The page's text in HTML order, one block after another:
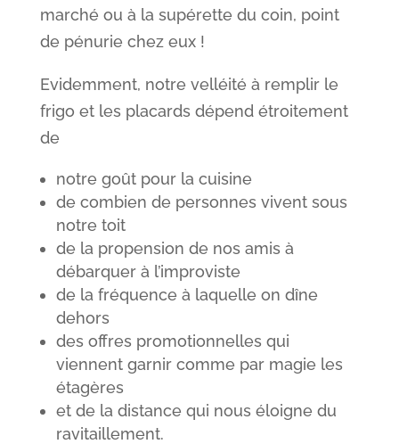
marché ou à la supérette du coin, point
de pénurie chez eux !
Evidemment, notre velléité à remplir le
frigo et les placards dépend étroitement
de
notre goût pour la cuisine
de combien de personnes vivent sous
notre toit
de la propension de nos amis à
débarquer à l’improviste
de la fréquence à laquelle on dîne
dehors
des offres promotionnelles qui
viennent garnir comme par magie les
étagères
et de la distance qui nous éloigne du
ravitaillement.